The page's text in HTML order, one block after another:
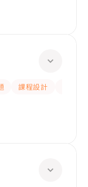
課程設計